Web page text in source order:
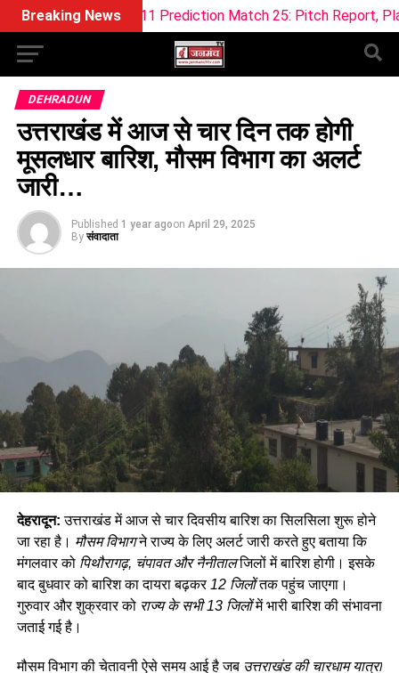
Breaking News
Dream11 Prediction Match 25: Pitch Report, Playing 11 &
DEHRADUN
उत्तराखंड में आज से चार दिन तक होगी
मूसलधार बारिश, मौसम विभाग का अलर्ट
जारी…
Published 1 year agoon April 29, 2025
By संवादाता
देहरादून: उत्तराखंड में आज से चार दिवसीय बारिश का सिलसिला शुरू होने
जा रहा है। मौसम विभागने राज्य के लिए अलर्ट जारी करते हुए बताया कि
मंगलवार को पिथौरागढ़, चंपावत और नैनीतालजिलों में बारिश होगी। इसके
बाद बुधवार को बारिश का दायरा बढ़कर 12 जिलोंतक पहुंच जाएगा।
गुरुवार और शुक्रवार को राज्य के सभी 13 जिलोंमें भारी बारिश की संभावना
जताई गई है।
मौसम विभाग की चेतावनी ऐसे समय आई है जब उत्तराखंड की चारधाम यात्रा